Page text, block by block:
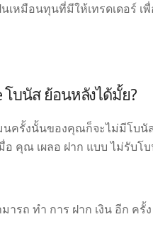
หมือนทุนที่มีให้เทรดเดอร์ เ
โบนัส ย้อนหลังได้มั้ย?
รั้งนั้นของคุณก็จะไม่มีโบนัส
อ คุณ เผลอ ฝาก แบบ ไม่รับ
รถ ทำ การ ฝาก เงิน อีก ค